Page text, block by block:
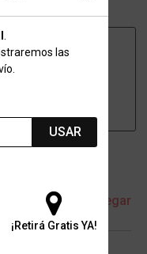
las
USAR
¡Retirá Gratis YA!
+ Agregar